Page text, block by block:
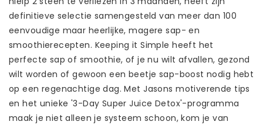
definitieve selectie samengesteld van meer dan 100
eenvoudige maar heerlijke, magere sap- en
smoothierecepten. Keeping it Simple heeft het
perfecte sap of smoothie, of je nu wilt afvallen, gezond
wilt worden of gewoon een beetje sap-boost nodig hebt
op een regenachtige dag. Met Jasons motiverende tips
en het unieke '3-Day Super Juice Detox'-programma
maak je niet alleen je systeem schoon, kom je van